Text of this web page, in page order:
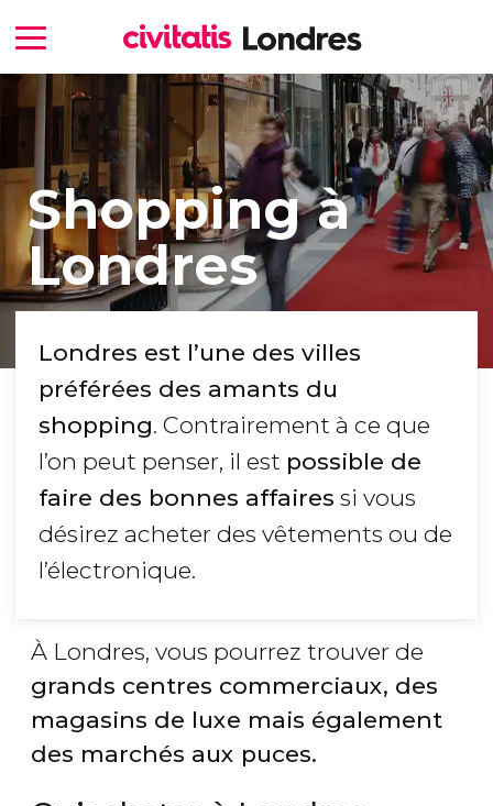
Shopping à
Londres
Londres est l’une des villes
préférées des amants du
shopping. Contrairement à ce que
l’on peut penser, il est possible de
faire des bonnes affaires si vous
désirez acheter des vêtements ou de
l’électronique.
À Londres, vous pourrez trouver de
grands centres commerciaux, des
magasins de luxe mais également
des marchés aux puces.